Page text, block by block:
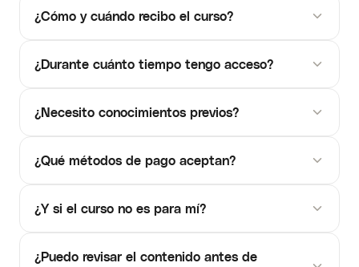
¿Cómo y cuándo recibo el curso?
¿Durante cuánto tiempo tengo acceso?
¿Necesito conocimientos previos?
¿Qué métodos de pago aceptan?
¿Y si el curso no es para mí?
¿Puedo revisar el contenido antes de